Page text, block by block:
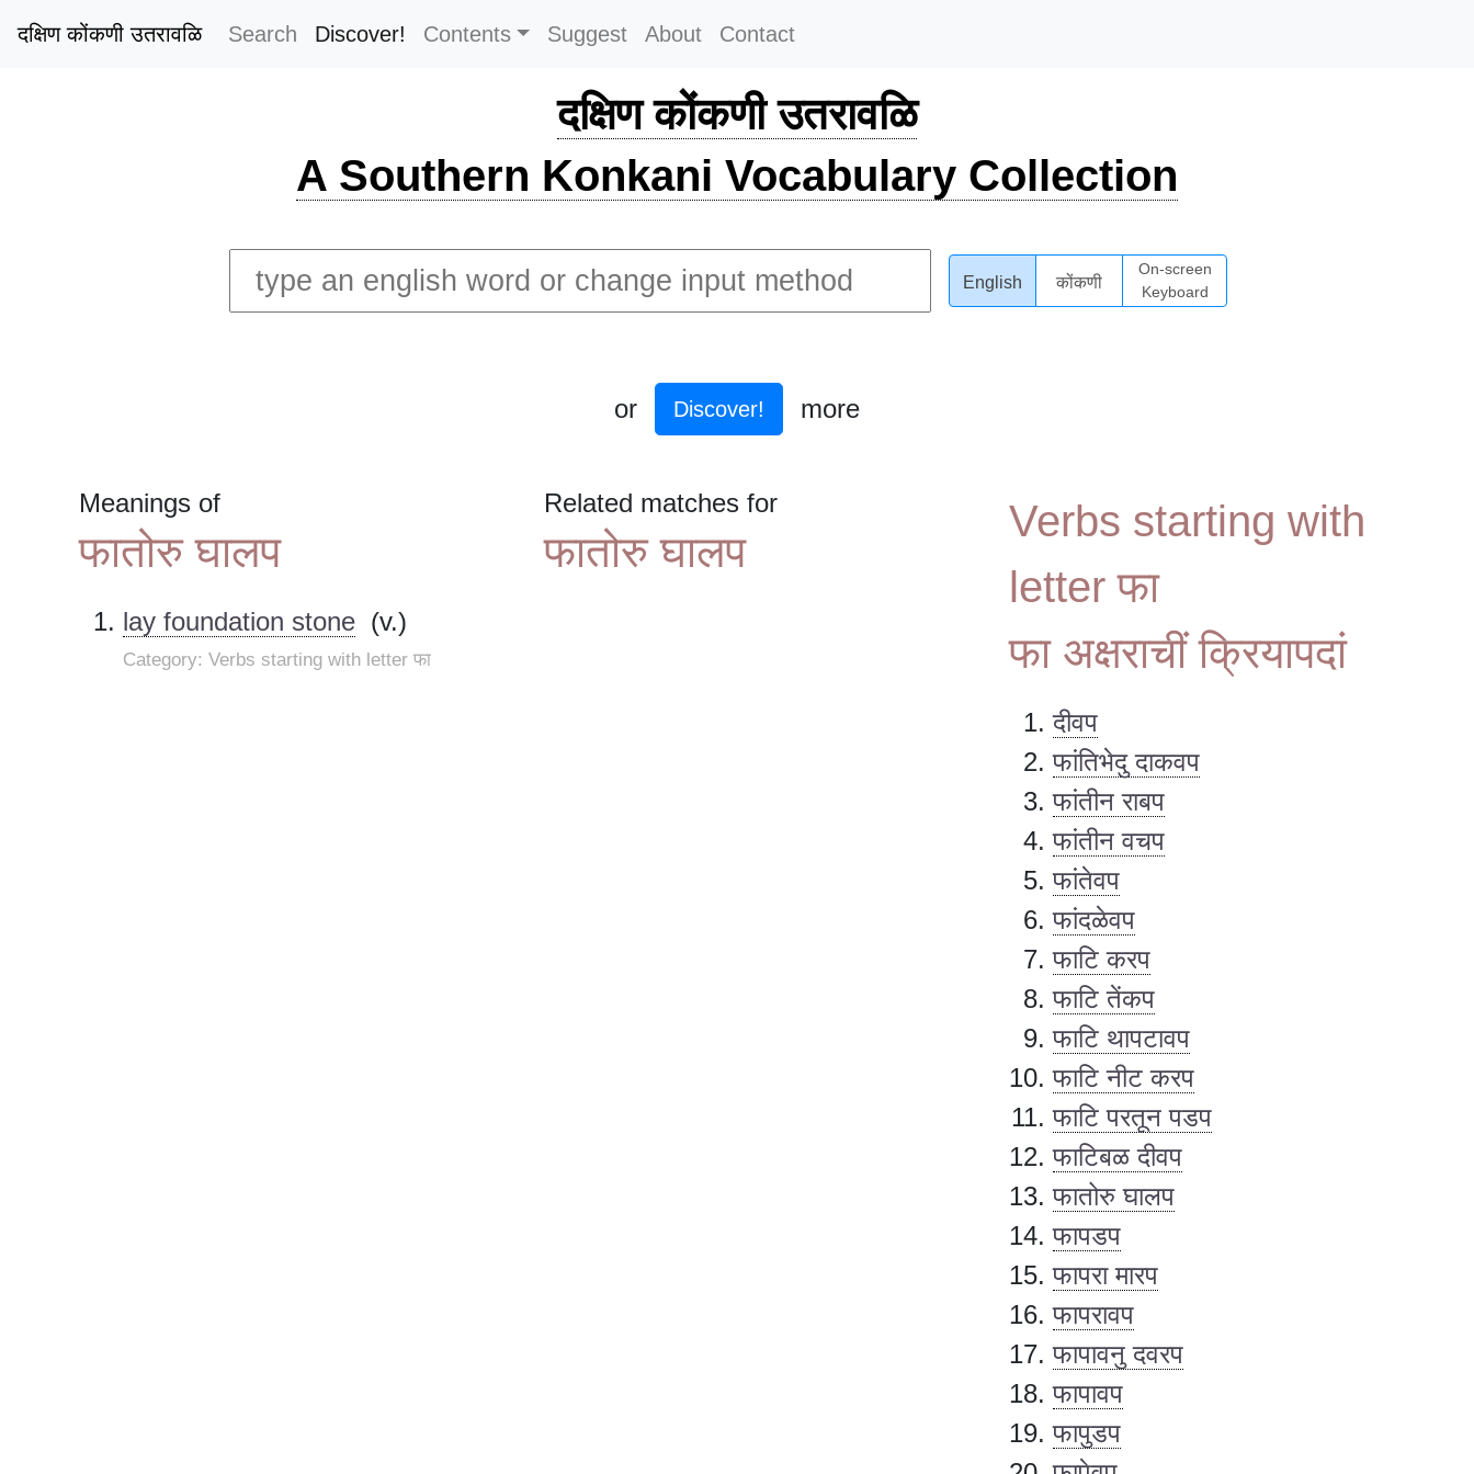
दक्षिण कोंकणी उतरावळि Search Discover! Contents Suggest About Contact
दक्षिण कोंकणी उतरावळि
A Southern Konkani Vocabulary Collection
English कोंकणी
On-screen
Keyboard
or Discover! more
Meanings of
फातोरु घालप
lay foundation stone (v.)
Category: Verbs starting with letter फा
Related matches for
फातोरु घालप
Verbs starting with
letter फा
फा अक्षराचीं क्रियापदां
दीवप
फांतिभेदु दाकवप
फांतीन राबप
फांतीन वचप
फांतेवप
फांदळेवप
फाटि करप
फाटि तेंकप
फाटि थापटावप
फाटि नीट करप
फाटि परतून पडप
फाटिबळ दीवप
फातोरु घालप
फापडप
फापरा मारप
फापरावप
फापावनु दवरप
फापावप
फापुडप